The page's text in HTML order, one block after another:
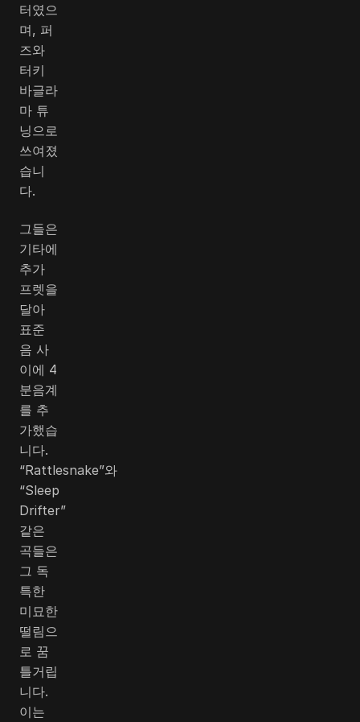
터였으
며, 퍼
즈와
터키
바글라
마 튜
닝으로
쓰여졌
습니
다.
그들은
기타에
추가
프렛을
달아
표준
음 사
이에 4
분음계
를 추
가했습
니다.
“Rattlesnake”와
“Sleep
Drifter”
같은
곡들은
그 독
특한
미묘한
떨림으
로 꿈
틀거립
니다.
이는